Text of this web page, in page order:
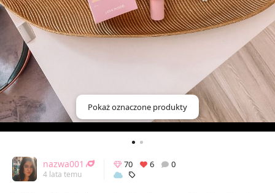
Pokaż oznaczone produkty
nazwa001
4 lata temu
70 6 0